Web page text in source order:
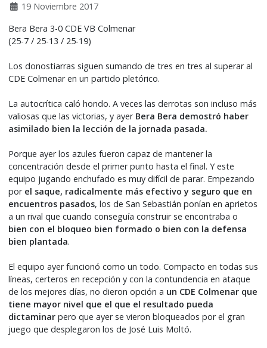
19 Noviembre 2017
Bera Bera 3-0 CDE VB Colmenar
(25-7 / 25-13 / 25-19)
Los donostiarras siguen sumando de tres en tres al superar al
CDE Colmenar en un partido pletórico.
La autocrítica caló hondo. A veces las derrotas son incluso más
valiosas que las victorias, y ayerBera Bera demostró haber
asimilado bien la lección de la jornada pasada.
Porque ayer los azules fueron capaz de mantener la
concentración desde el primer punto hasta el final. Y este
equipo jugando enchufado es muy difícil de parar. Empezando
por el saque, radicalmente más efectivo y seguro que en
encuentros pasados, los de San Sebastián ponían en aprietos
a un rival que cuando conseguía construir se encontraba o
bien con el bloqueo bien formado o bien con la defensa
bien plantada.
El equipo ayer funcionó como un todo. Compacto en todas sus
líneas, certeros en recepción y con la contundencia en ataque
de los mejores días, no dieron opción a un CDE Colmenar que
tiene mayor nivel que el que el resultado pueda
dictaminar pero que ayer se vieron bloqueados por el gran
juego que desplegaron los de José Luis Moltó.